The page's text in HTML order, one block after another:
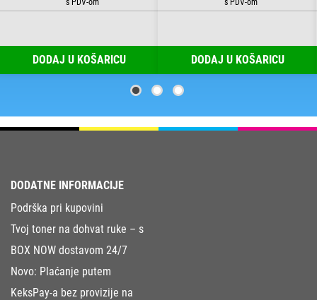
DODAJ U KOŠARICU DODAJ U KOŠARICU
DODATNE INFORMACIJE
Podrška pri kupovini
Tvoj toner na dohvat ruke – s
BOX NOW dostavom 24/7
Novo: Plaćanje putem
KeksPay-a bez provizije na